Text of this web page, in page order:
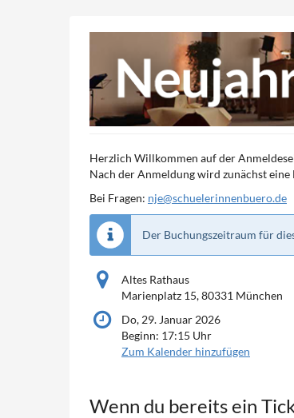
2026
Do, 29. Januar 2026
Herzlich Willkommen auf der
Nach der Anmeldung wird zunächst
Bei Fragen: nje@schuelerinnenbuero.de
Der Buchungszeitraum für
Altes Rathaus
Marienplatz 15, 80331 München
Do, 29. Januar 2026
Beginn: 17:15 Uhr
Zum Kalender hinzufügen
Wenn du bereits ein